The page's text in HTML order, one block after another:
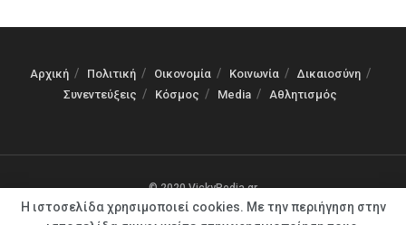
Αρχική Πολιτική Οικονομία Κοινωνία
Δικαιοσύνη
Συνεντεύξεις
Κόσμος Media Αθλητισμός
© 2020 VickyPedia.gr
Η ιστοσελίδα χρησιμοποιεί cookies. Με την περιήγηση στην